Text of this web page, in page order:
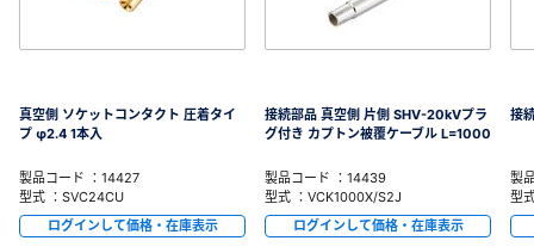
真空側 ソケットコンタクト 圧着タイ
プ φ2.4 1本入
製品コード ：14427
型式 ：SVC24CU
ログインして価格・在庫表示
接続部品 真空側 片側 SHV-20kVプラ
グ付き カプトン被覆ケーブル L=1000
製品コード ：14439
型式 ：VCK1000X/S2J
ログインして価格・在庫表示
接
製
型